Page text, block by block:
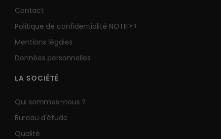
Contact
Politique de confidentialité NOTIFY+
Mentions légales
Données personnelles
LA SOCIÉTÉ
Qui sommes-nous ?
Bureau d'étude
Qualité